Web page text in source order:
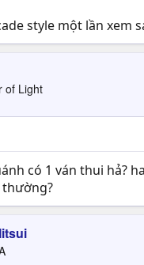
style một lần xem
of Light
có 1 ván thui hả?